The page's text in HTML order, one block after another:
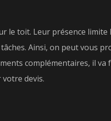
le toit. Leur présence limite
Ainsi, on peut vous
complémentaires, il va
devis.